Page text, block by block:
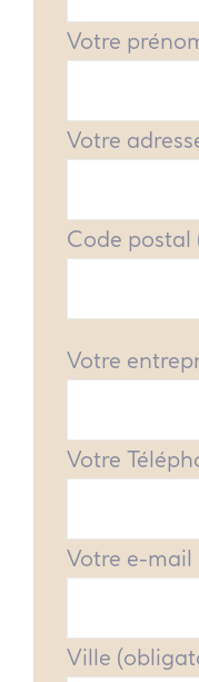
Votre
Votre
Code
Votre
Votre
Votre e-
Ville